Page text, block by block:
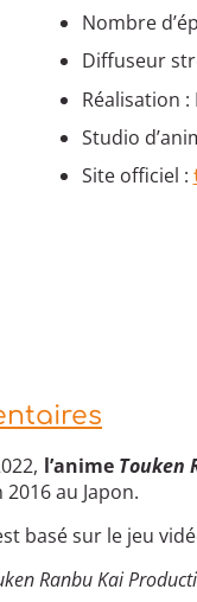
Nombre
Diffuseur
Réalisation :
Studio
Site officiel :
l’anime Touken
au Japon.
basé sur le jeu
Ranbu Kai